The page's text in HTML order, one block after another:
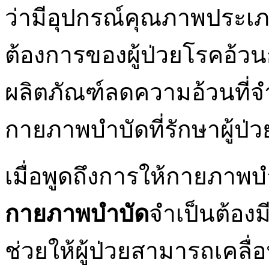
ว่ามีอุปกรณ์คุณภาพประเ
ต้องการของผู้ป่วยโรคอ้ว
ผลิตภัณฑ์ลดความอ้วนที่จ
กายภาพบำบัดที่รักษาผู้ป่ว
เมื่อพูดถึงการให้กายภา
กายภาพบำบัดจำเป็นต้อง
ช่วยให้ผู้ป่วยสามารถเคลื่